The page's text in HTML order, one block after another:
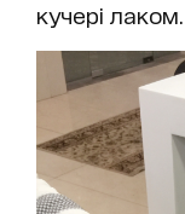
кучері лаком.